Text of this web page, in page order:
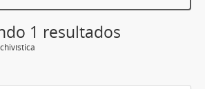
1 resultados